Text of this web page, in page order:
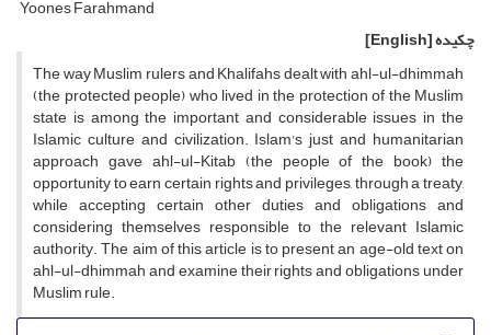
Yoones Farahmand
چکیده[English]
The way Muslim rulers and Khalifahs dealt with ahl-ul-dhimmah
(the protected people) who lived in the protection of the Muslim
state is among the important and considerable issues in the
Islamic culture and civilization. Islam's just and humanitarian
approach gave ahl-ul-Kitab (the people of the book) the
opportunity to earn certain rights and privileges, through a treaty,
while accepting certain other duties and obligations and
considering themselves responsible to the relevant Islamic
authority. The aim of this article is to present an age-old text on
ahl-ul-dhimmah and examine their rights and obligations under
Muslim rule.